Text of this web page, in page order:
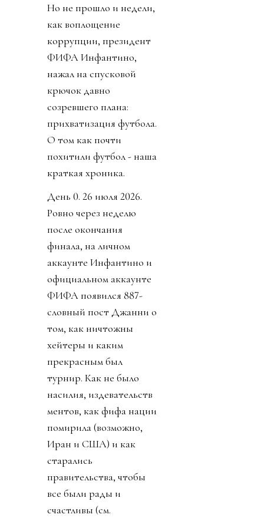
Но не прошло и недели,
как воплощение
коррупции, президент
ФИФА Инфантино,
нажал на спусковой
крючок давно
созревшего плана:
прихватизация футбола.
О том как почти
похитили футбол - наша
краткая хроника.
День 0. 26 июля 2026.
Ровно через неделю
после окончания
финала, на личном
аккаунте Инфантино и
официальном аккаунте
ФИФА появился 887-
словный пост Джанни о
том, как ничтожны
хейтеры и каким
прекрасным был
турнир. Как не было
насилия, издевательств
ментов, как фифа нации
помирила (возможно,
Иран и США) и как
старались
правительства, чтобы
все были рады и
счастливы (см.